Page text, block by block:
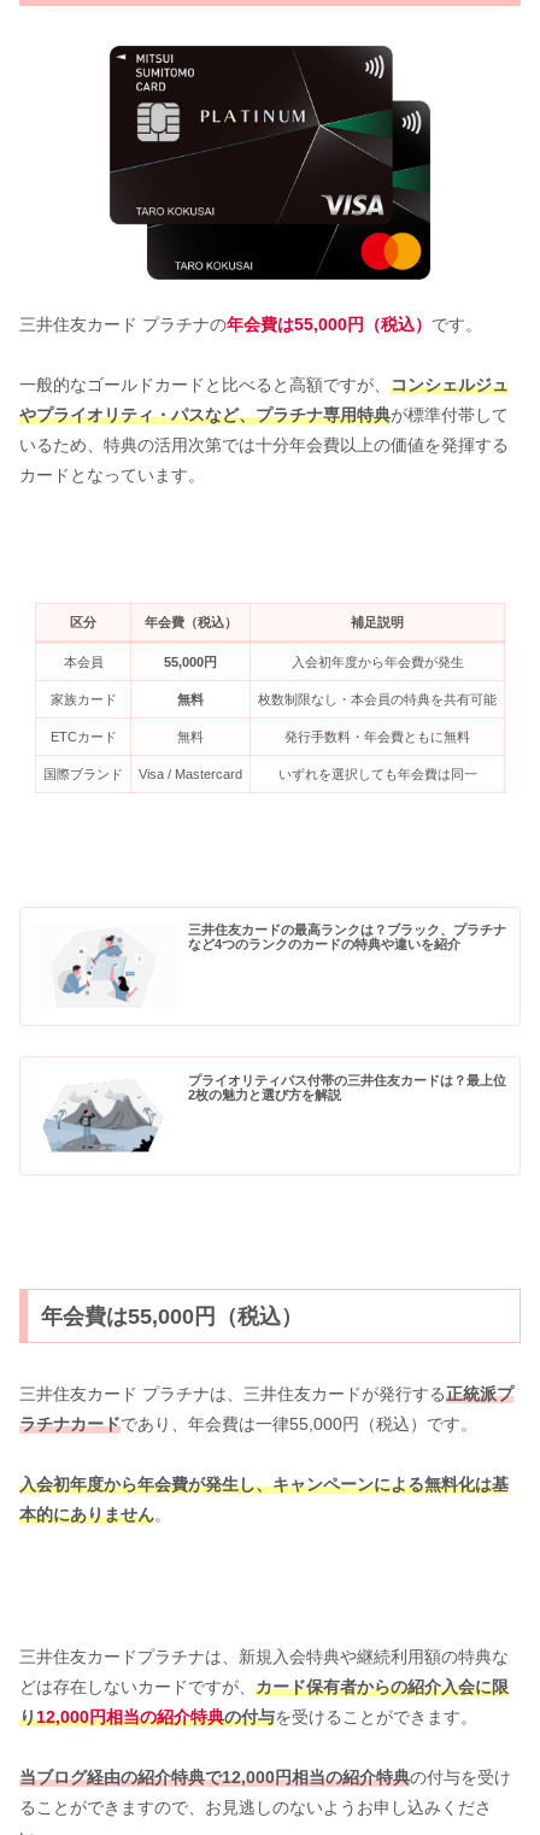
三井住友カード プラチナの年会費は55,000円（税込） です。
一般的なゴールドカードと比べると高額ですが、 コンシェルジュ
やプライオリティ・パスなど、プラチナ専用特典が標準付帯して
いるため、特典の活用次第では十分年会費以上の価値を発揮する
カードとなっています。
区分 年会費（税込） 補足説明
本会員 55,000円 入会初年度から年会費が発生
家族カード 無料 枚数制限なし・本会員の特典を共有可能
ETCカード 無料 発行手数料・年会費ともに無料
国際ブランド Visa / Mastercard いずれを選択しても年会費は同一
三井住友カードの最高ランクは？ブラック、プラチナ
など4つのランクのカードの特典や違いを紹介
プライオリティパス付帯の三井住友カードは？最上位
2枚の魅力と選び方を解説
年会費は55,000円（税込）
三井住友カード プラチナは、三井住友カードが発行する正統派プ
ラチナカードであり、年会費は一律55,000円（税込）です。
入会初年度から年会費が発生し、キャンペーンによる無料化は基
本的にありません。
三井住友カードプラチナは、新規入会特典や継続利用額の特典な
どは存在しないカードですが、 カード保有者からの紹介入会に限
り12,000円相当の紹介特典の付与を受けることができます。
当ブログ経由の紹介特典で12,000円相当の紹介特典の付与を受け
ることができますので、お見逃しのないようお申し込みくださ